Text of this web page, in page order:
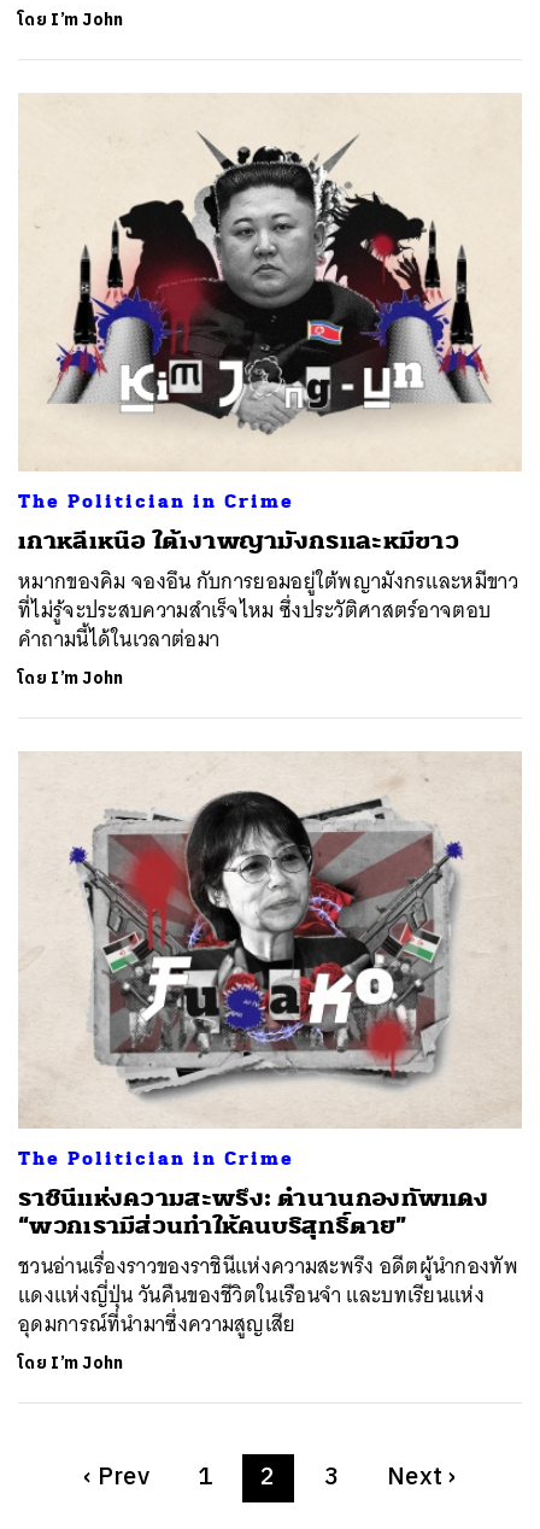
โดย I’m John
The Politician in Crime
เกาหลีเหนือ ใต้เงาพญามังกรและหมีขาว
หมากของคิม จองอึน กับการยอมอยู่ใต้พญามังกรและหมีขาว
ที่ไม่รู้จะประสบความสำเร็จไหม ซึ่งประวัติศาสตร์อาจตอบ
คำถามนี้ได้ในเวลาต่อมา
โดย I’m John
The Politician in Crime
ราชินีแห่งความสะพรึง: ตำนานกองทัพแดง
“พวกเรามีส่วนทำให้คนบริสุทธิ์ตาย”
ชวนอ่านเรื่องราวของราชินีแห่งความสะพรึง อดีตผู้นำกองทัพ
แดงแห่งญี่ปุ่น วันคืนของชีวิตในเรือนจำ และบทเรียนแห่ง
อุดมการณ์ที่นำมาซึ่งความสูญเสีย
โดย I’m John
‹ Prev 1 2 3 Next›